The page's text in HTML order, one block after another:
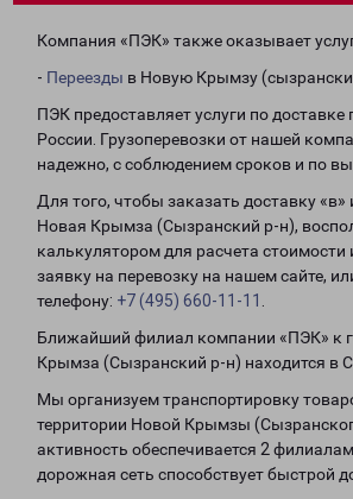
Компания «ПЭК» также оказывает
- Переезды в Новую Крымзу
ПЭК предоставляет услуги по доставке
России. Грузоперевозки от нашей
надежно, с соблюдением сроков и по
Для того, чтобы заказать доставку «в»
Новая Крымза (Сызранский р-н),
калькулятором для расчета стоимости
заявку на перевозку на нашем сайте,
телефону: +7 (495) 660-11-11
Ближайший филиал компании «ПЭК» к
Крымза (Сызранский р-н) находится в
Мы организуем транспортировку
территории Новой Крымзы
активность обеспечивается 2
дорожная сеть способствует быстрой